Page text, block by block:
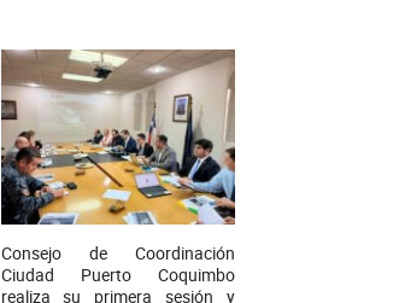
Consejo de Coordinación
Ciudad Puerto Coquimbo
realiza su primera sesión y